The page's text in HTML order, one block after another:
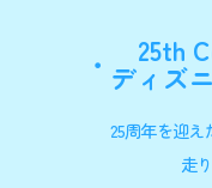
25th
ディズ
25周年を迎え
走